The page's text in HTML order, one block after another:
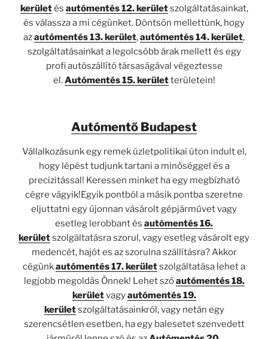
kerületés autómentés 12. kerületszolgáltatásainkat,
és válassza a mi cégünket. Döntsön mellettünk, hogy
azautómentés 13. kerület,autómentés 14. kerület,
szolgáltatásainkat a legolcsóbb árak mellett és egy
profi autószállító társaságával végeztesse
el.Autómentés 15. kerületterületein!
Autómentő Budapest
Vállalkozásunk egy remek üzletpolitikai úton indult el,
hogy lépést tudjunk tartani a minőséggel és a
precizitással! Keressen minket ha egy megbízható
cégre vágyik!Egyik pontból a másik pontba szeretne
eljuttatni egy újonnan vásárolt gépjárművet vagy
esetleg lerobbant és autómentés 16.
kerületszolgáltatásra szorul, vagy esetleg vásárolt egy
medencét, hajót es az szorulna szállításra? Akkor
cégünkautómentés 17. kerületszolgáltatása lehet a
legjobb megoldás Önnek! Lehet szóautómentés 18.
kerületvagyautómentés 19.
kerületszolgáltatásainkról, vagy netán egy
szerencsétlen esetben, ha egy balesetet szenvedett